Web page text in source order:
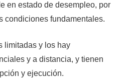
en estado de desempleo, por
condiciones fundamentales.
limitadas y los hay
y a distancia, y tienen
y ejecución.